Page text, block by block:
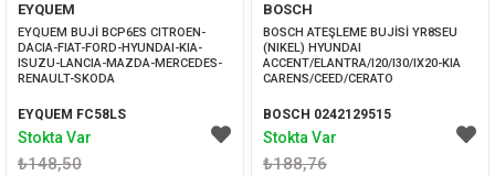
EYQUEM
EYQUEM BUJİ BCP6ES CITROEN-
DACIA-FIAT-FORD-HYUNDAI-KIA-
ISUZU-LANCIA-MAZDA-MERCEDES-
RENAULT-SKODA
EYQUEM FC58LS
₺148,50
İNDIRIM
Stokta Var
BOSCH
BOSCH ATEŞLEME BUJİSİ YR8SEU
(NIKEL) HYUNDAI
ACCENT/ELANTRA/I20/I30/IX20-KIA
CARENS/CEED/CERATO
BOSCH 0242129515
₺188,76
İNDIRIM
Stokta Var